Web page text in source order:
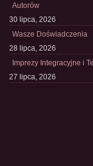
Autorów
30 lipca, 2026
Wasze Doświadczenia
28 lipca, 2026
Imprezy Integracyjne i
27 lipca, 2026